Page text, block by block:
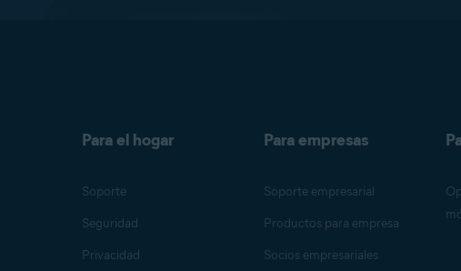
Para el hogar
Soporte
Seguridad
Privacidad
Para empresas
Soporte empresarial
Productos para empresa
Socios empresariales